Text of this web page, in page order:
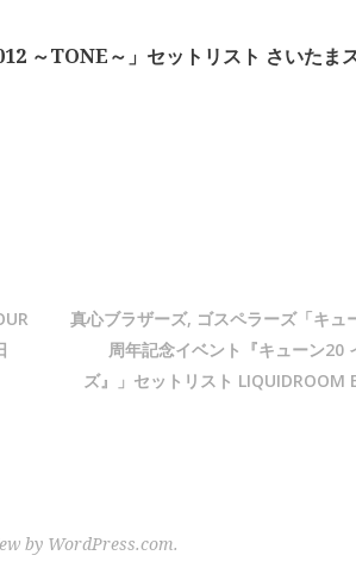
～TONE～」セットリスト さいたま
真心ブラザーズ, ゴスペラーズ「キュ
周年記念イベント『キューン20
ズ』」セットリスト LIQUIDROOM
by WordPress.com.